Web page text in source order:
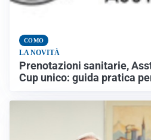
COMO
LA NOVITÀ
Prenotazioni sanitarie,
Cup unico: guida pratica